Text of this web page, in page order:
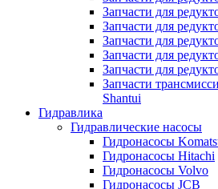
Запчасти для
Запчасти для
Запчасти для
Запчасти для
Запчасти для
Запчасти
Shantui
Гидравлика
Гидравлические насосы
Гидронасосы
Гидронасосы Hitachi
Гидронасосы Volvo
Гидронасосы JCB